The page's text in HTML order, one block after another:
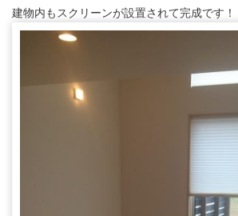
建物内もスクリーンが設置されて完成です！